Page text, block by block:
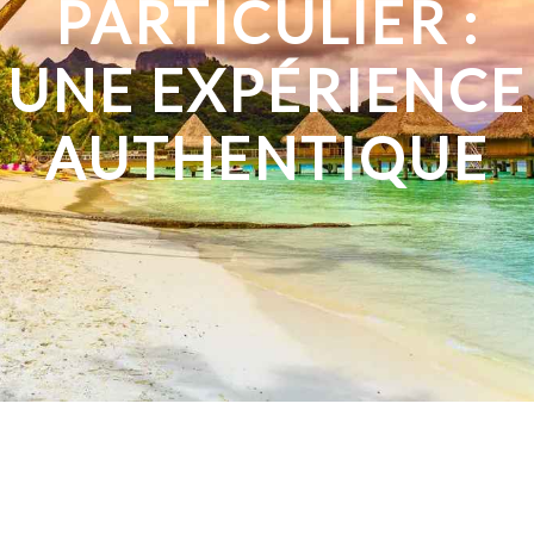
PARTICULIER :
UNE EXPÉRIENCE
AUTHENTIQUE